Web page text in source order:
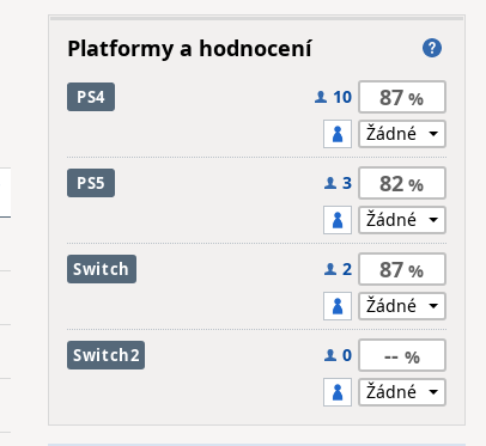
Platformy a hodnocení
PS4 10 87
PS5 3 82
Switch 2 87
Switch2 0 --